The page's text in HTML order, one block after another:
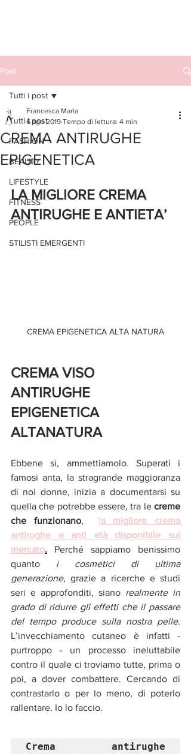
Post
Tutti i post
FASHION
BEAUTY
LIFESTYLE
FITNESS
PEOPLE
STILISTI EMERGENTI
Tutti i post
CREMA ANTIRUGHE
EPIGENETICA
Francesca Maria
6 ago 2019 Tempo di lettura: 4 min
LA MIGLIORE CREMA
ANTIRUGHE E ANTIETA’
CREMA EPIGENETICA ALTA NATURA
CREMA VISO
ANTIRUGHE
EPIGENETICA
ALTANATURA
Ebbene sì, ammettiamolo. Superati i
famosi anta, la stragrande maggioranza
di noi donne, inizia a documentarsi su
quella che potrebbe essere, tra le creme
che funzionano, la migliore crema
antirughe e anti età disponibile sul
mercato.
Perché sappiamo benissimo
quanto i cosmetici di ultima
generazione, grazie a ricerche e studi
seri e approfonditi, siano realmente in
grado di ridurre gli effetti che il passare
del tempo produce sulla nostra pelle.
L’invecchiamento cutaneo è infatti -
purtroppo - un processo ineluttabile
contro il quale ci troviamo tutte, prima o
poi, a dover combattere. Cercando di
contrastarlo o per lo meno, di poterlo
rallentare. Io lo faccio.
Crema antirughe